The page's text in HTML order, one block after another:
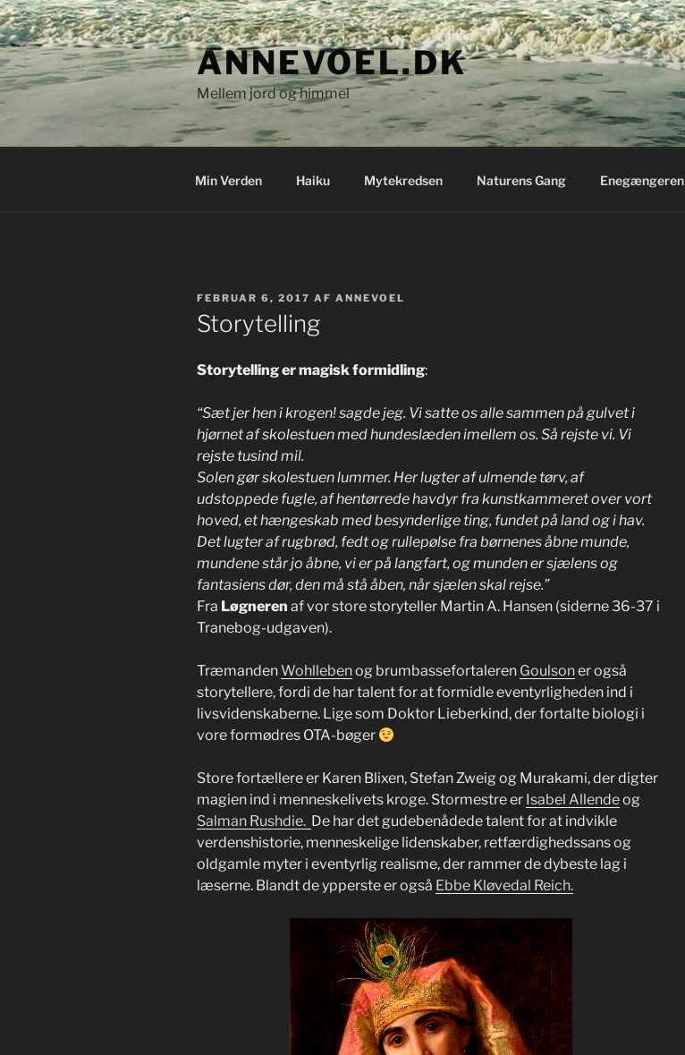
Videre
til
indhold
ANNEVOEL.DK
Mellem jord og himmel
Min Verden Haiku Mytekredsen Naturens Gang Enegængeren
UDGIVET
DEN
FEBRUAR 6, 2017 AF ANNEVOEL
Storytelling
Storytelling er magisk formidling:
“Sæt jer hen i krogen! sagde jeg. Vi satte os alle sammen på gulvet i
hjørnet af skolestuen med hundeslæden imellem os. Så rejste vi. Vi
rejste tusind mil.
Solen gør skolestuen lummer. Her lugter af ulmende tørv, af
udstoppede fugle, af hentørrede havdyr fra kunstkammeret over vort
hoved, et hængeskab med besynderlige ting, fundet på land og i hav.
Det lugter af rugbrød, fedt og rullepølse fra børnenes åbne munde,
mundene står jo åbne, vi er på langfart, og munden er sjælens og
fantasiens dør, den må stå åben, når sjælen skal rejse.”
Fra Løgneren af vor store storyteller Martin A. Hansen (siderne 36-37 i
Tranebog-udgaven).
TræmandenWohllebenog brumbassefortaleren Goulsoner også
storytellere, fordi de har talent for at formidle eventyrligheden ind i
livsvidenskaberne. Lige som Doktor Lieberkind, der fortalte biologi i
vore formødres OTA-bøger
Store fortællere er Karen Blixen, Stefan Zweig og Murakami, der digter
magien ind i menneskelivets kroge. Stormestre er Isabel Allendeog
Salman Rushdie. De har det gudebenådede talent for at indvikle
verdenshistorie, menneskelige lidenskaber, retfærdighedssans og
oldgamle myter i eventyrlig realisme, der rammer de dybeste lag i
læserne. Blandt de ypperste er også Ebbe Kløvedal Reich.